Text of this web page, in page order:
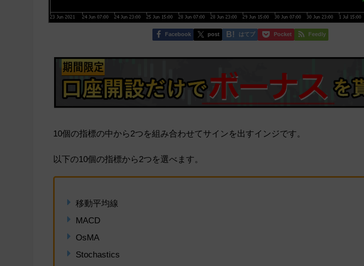
Facebook post はてブ Pocket Feedly
10個の指標の中から2つを組み合わせてサインを出すインジです。
以下の10個の指標から2つを選べます。
移動平均線
MACD
OsMA
Stochastics